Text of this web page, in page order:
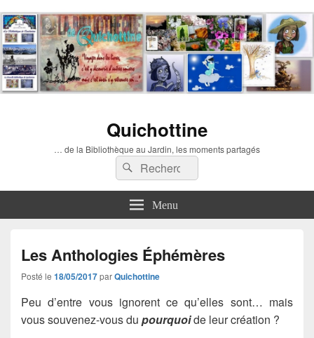
Quichottine
… de la Bibliothèque au Jardin, les moments partagés
Recherche :
Rechercher
Menu
Les Anthologies Éphémères
Posté le 18/05/2017parQuichottine
Peu d’entre vous ignorent ce qu’elles sont… mais
vous souvenez-vous du pourquoide leur création ?